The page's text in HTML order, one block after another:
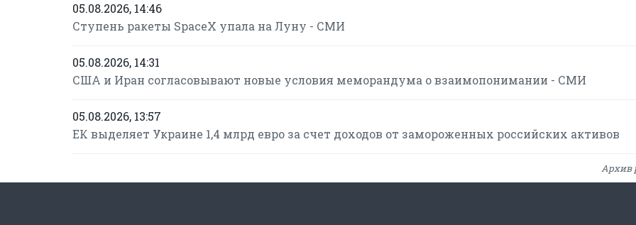
05.08.2026, 14:46
Ступень ракеты SpaceX упала на Луну - СМИ
05.08.2026, 14:31
США и Иран согласовывают новые условия меморандума о взаимопонимании - СМИ
05.08.2026, 13:57
ЕК выделяет Украине 1,4 млрд евро за счет доходов от замороженных российских активов
Архив